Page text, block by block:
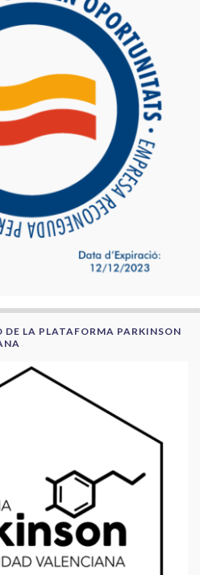
LA PLATAFORMA PARKINSON